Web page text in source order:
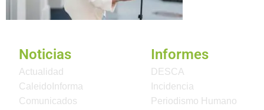
Noticias
Actualidad
CaleidoInforma
Comunicados
Informes
DESCA
Incidencia
Periodismo Humano